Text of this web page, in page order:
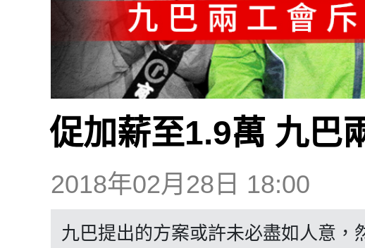
促加薪至1.9萬 九巴
2018年02月28日 18:00
九巴提出的方案或許未必盡如人意